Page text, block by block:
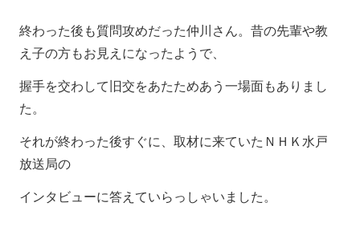
終わった後も質問攻めだった仲川さん。昔の先輩や教
え子の方もお見えになったようで、
握手を交わして旧交をあたためあう一場面もありまし
た。
それが終わった後すぐに、取材に来ていたＮＨＫ水戸
放送局の
インタビューに答えていらっしゃいました。